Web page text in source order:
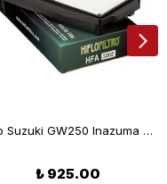
Hiflo Suzuki GW250 Inazuma Hava Filtresi 12-18 HFA3202
₺ 925.00